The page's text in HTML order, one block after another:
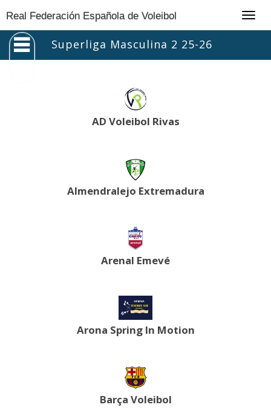
Real Federación Española de Voleibol
Superliga Masculina 2 25-26
AD Voleibol Rivas
Almendralejo Extremadura
Arenal Emevé
Arona Spring In Motion
Barça Voleibol